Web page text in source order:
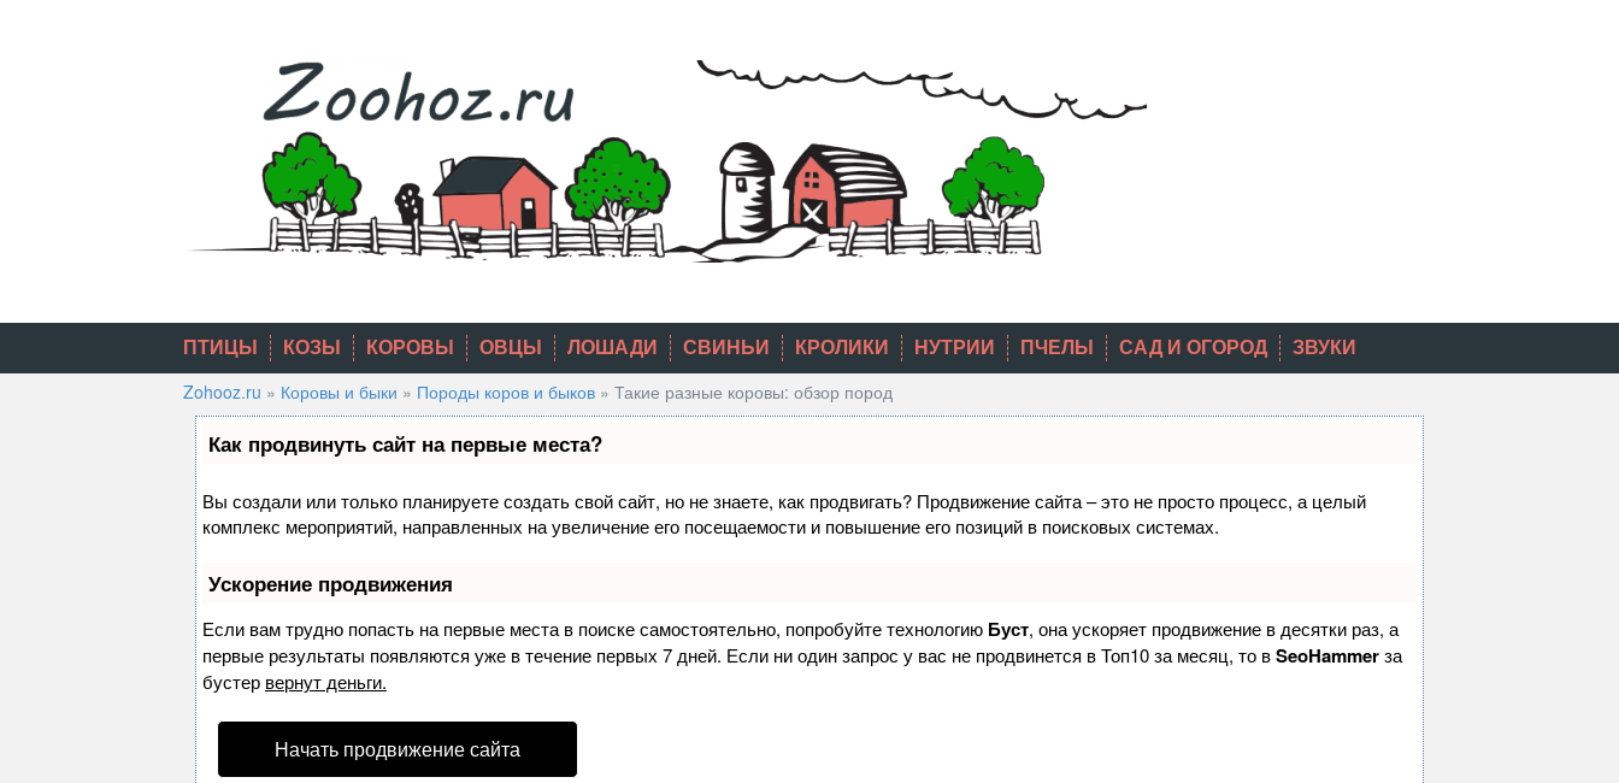
ПТИЦЫ КОЗЫ КОРОВЫ ОВЦЫ ЛОШАДИ СВИНЬИ КРОЛИКИ НУТРИИ ПЧЕЛЫ САД И ОГОРОД ЗВУКИ
Zohooz.ru » Коровы и быки » Породы коров и быков » Такие разные коровы: обзор пород
Как продвинуть сайт на первые места?
Вы создали или только планируете создать свой сайт, но не знаете, как продвигать? Продвижение сайта – это не просто процесс, а целый
комплекс мероприятий, направленных на увеличение его посещаемости и повышение его позиций в поисковых системах.
Ускорение продвижения
Если вам трудно попасть на первые места в поиске самостоятельно, попробуйте технологию Буст, она ускоряет продвижение в десятки раз, а
первые результаты появляются уже в течение первых 7 дней. Если ни один запрос у вас не продвинется в Топ10 за месяц, то вSeoHammerза
бустер вернут деньги.
Начать продвижение сайта